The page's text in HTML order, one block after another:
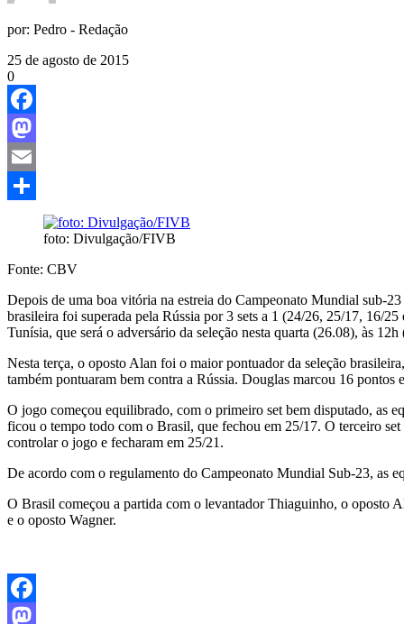
por: Pedro - Redação
25 de agosto de 2015
0
Facebook
Mastodon
Email
foto: Divulgação/FIVB
Fonte: CBV
Depois de uma boa vitória na estreia do Campeonato Mundial sub-
brasileira foi superada pela Rússia por 3 sets a 1 (24/26, 25/17, 16/
Tunísia, que será o adversário da seleção nesta quarta (26.08), às
Nesta terça, o oposto Alan foi o maior pontuador da seleção
também pontuaram bem contra a Rússia. Douglas marcou 16
O jogo começou equilibrado, com o primeiro set bem disputado, as
ficou o tempo todo com o Brasil, que fechou em 25/17. O terceiro
controlar o jogo e fecharam em 25/21.
De acordo com o regulamento do Campeonato Mundial Sub-23, as
O Brasil começou a partida com o levantador Thiaguinho, o oposto
e o oposto Wagner.
Facebook